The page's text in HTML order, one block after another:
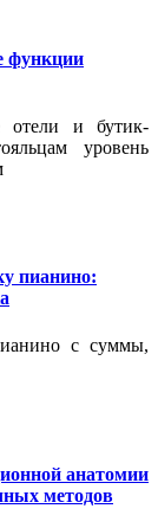
функции
отели и бутик-
уровень
пианино:
с суммы,
анатомии
методов